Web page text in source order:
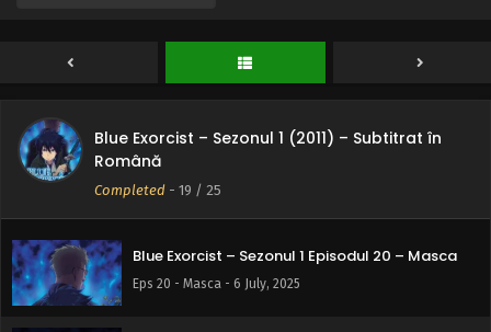
Blue Exorcist – Sezonul 1 (2011) – Subtitrat în
Română
Completed - 19 / 25
Blue Exorcist – Sezonul 1 Episodul 22 –
Vânătoarea de demoni
Blue Exorcist – Sezonul 1 Episodul 21 – Grădina
secretă
Blue Exorcist – Sezonul 1 Episodul 20 – Masca
Eps 20 - Masca - 6 July, 2025